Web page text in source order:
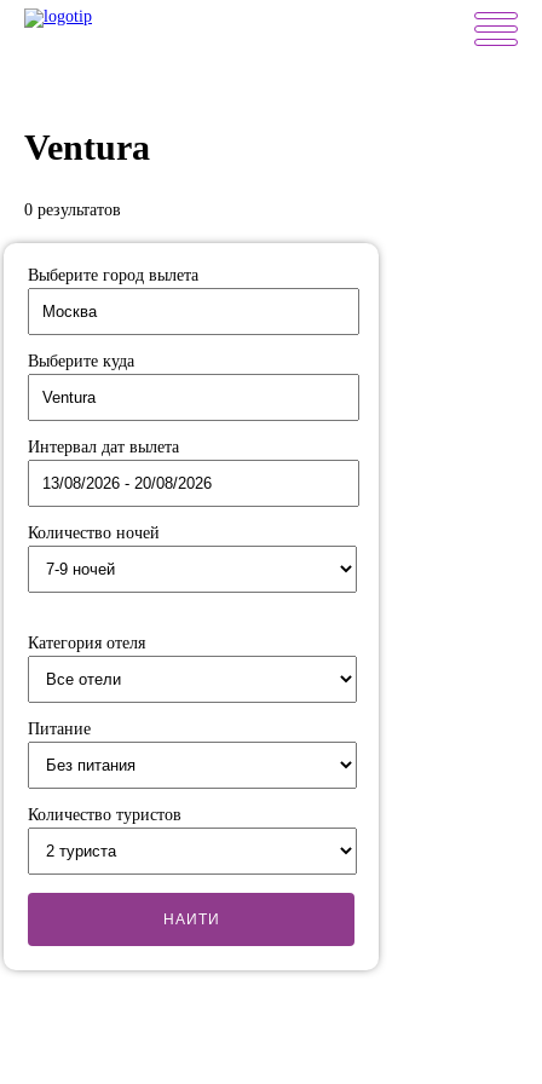
Ventura
0 результатов
Выберите город вылета
Выберите куда
Интервал дат вылета
Количество ночей
Категория отеля
Питание
Количество туристов
НАИТИ